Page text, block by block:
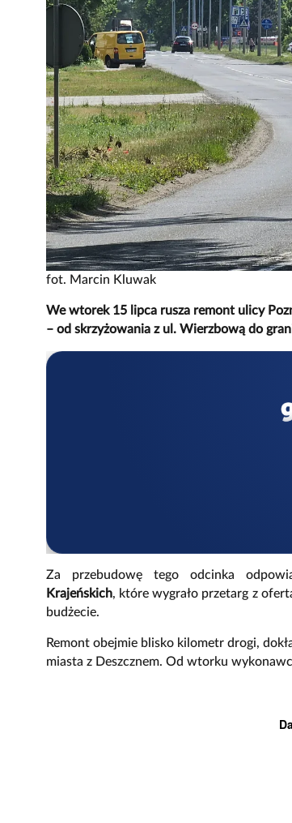
fot. Marcin Kluwak
We wtorek 15 lipca rusza remont ulicy
– od skrzyżowania z ul. Wierzbową do
Za przebudowę tego odcinka
Krajeńskich, które wygrało przetarg z
budżecie.
Remont obejmie blisko kilometr drogi,
miasta z Deszcznem. Od wtorku